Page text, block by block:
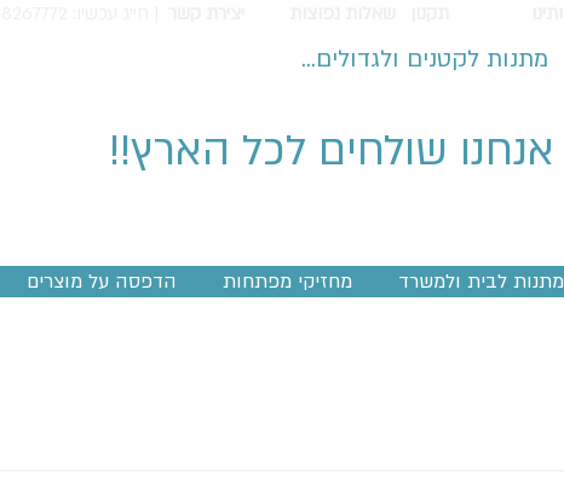
מתנות לקטנים ולגדולים...
אנחנו שולחים לכל הארץ!!
מתנות לבית ולמשרד מחזיקי מפתחות הדפסה על מוצרים